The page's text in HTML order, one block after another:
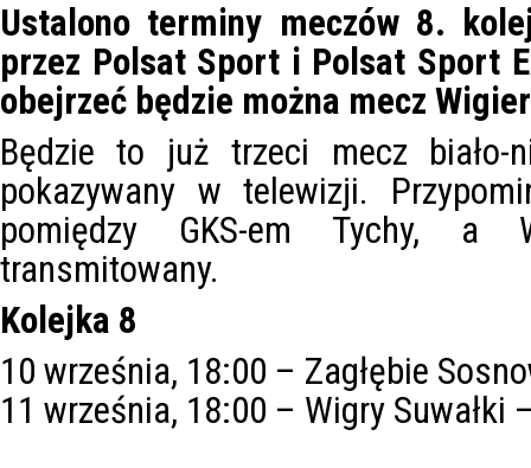
Ustalono terminy meczów 8.
przez Polsat Sport i Polsat Sport
obejrzeć będzie można mecz
Będzie to już trzeci mecz biało-
pokazywany w telewizji.
pomiędzy GKS-em Tychy, a
transmitowany.
Kolejka 8
10 września, 18:00 – Zagłębie
11 września, 18:00 – Wigry Suwałki